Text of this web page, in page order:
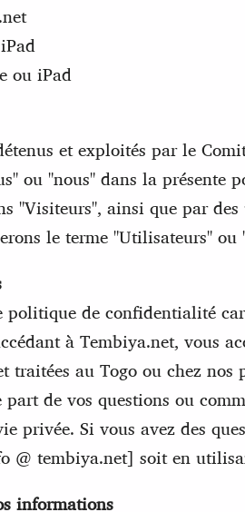
ou iPad
et exploités par le
ou "nous" dans la
"Visiteurs", ainsi que par
le terme "Utilisateurs" ou
de confidentialité
à Tembiya.net, vous
traitées au Togo ou chez
de vos questions ou
privée. Si vous avez des
@ tembiya.net] soit en
informations